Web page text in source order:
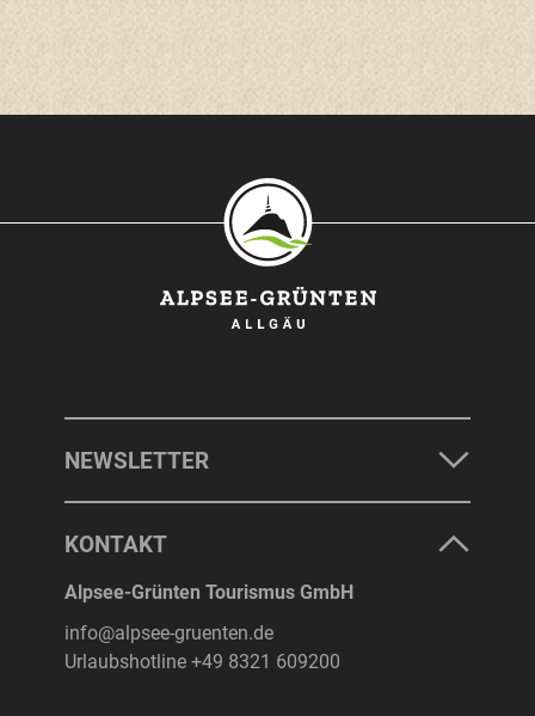
NEWSLETTER
KONTAKT
Alpsee-Grünten Tourismus GmbH
info@alpsee-gruenten.de
Urlaubshotline +49 8321 609200